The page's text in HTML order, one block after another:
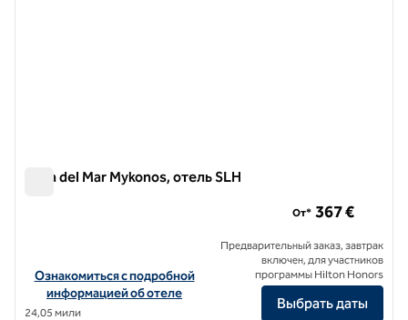
Casa del Mar Mykonos, отель SLH
Посмотреть информацию об отеле Casa del Mar Mykonos, SLH
Ознакомиться с подробной
информацией об отеле
24,05 мили
От* 367 €
Предварительный заказ, завтрак
включен, для участников
программы Hilton Honors
Выбрать даты